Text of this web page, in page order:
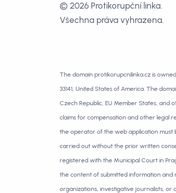
© 2026 Protikorupční linka.
Všechna práva vyhrazena.
The domain protikorupcnilinka.cz is owned
33141, United States of America. The
Czech Republic, EU Member States, and
claims for compensation and other legal
the operator of the web application must
carried out without the prior written
registered with the Municipal Court in
the content of submitted information
organizations, investigative journalists, or